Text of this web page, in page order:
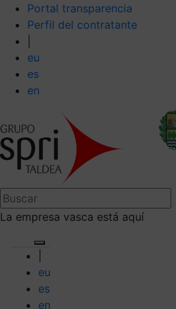
Portal transparencia
Perfil del contratante
eu
es
en
La empresa vasca está aquí
eu
es
en